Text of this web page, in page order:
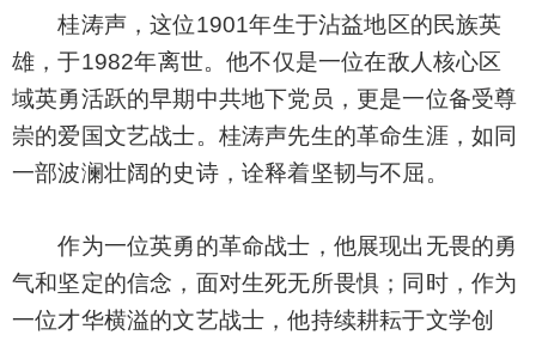
桂涛声，这位1901年生于沾益地区的民族英
雄，于1982年离世。他不仅是一位在敌人核心区
域英勇活跃的早期中共地下党员，更是一位备受尊
崇的爱国文艺战士。桂涛声先生的革命生涯，如同
一部波澜壮阔的史诗，诠释着坚韧与不屈。
作为一位英勇的革命战士，他展现出无畏的勇
气和坚定的信念，面对生死无所畏惧；同时，作为
一位才华横溢的文艺战士，他持续耕耘于文学创